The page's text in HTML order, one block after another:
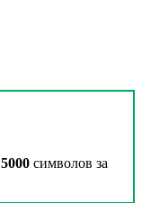
5000 символов за